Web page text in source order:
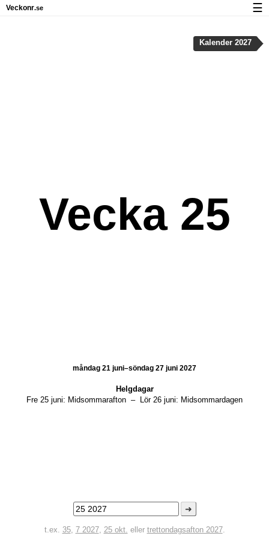
Vecka 25
måndag 21 juni–söndag 27 juni 2027
Helgdagar
Fre 25 juni: Midsommarafton – Lör 26 juni: Midsommardagen
➜
t.ex. 35, 7 2027, 25 okt. eller trettondagsafton 2027.
Kalender 2027
Veckonr.se ☰